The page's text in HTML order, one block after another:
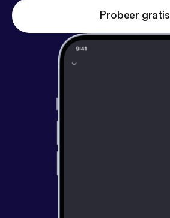
Probeer gratis